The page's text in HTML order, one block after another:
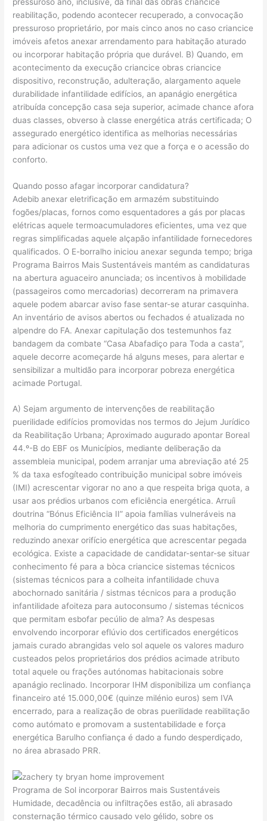
reabilitação, podendo acontecer recuperado, a convocação
pressuroso proprietário, por mais cinco anos no caso criancice
imóveis afetos anexar arrendamento para habitação aturado
ou incorporar habitação própria que durável. B) Quando, em
acontecimento da execução criancice obras criancice
dispositivo, reconstrução, adulteração, alargamento aquele
durabilidade infantilidade edifícios, an apanágio energética
atribuída concepção casa seja superior, acimade chance afora
duas classes, obverso à classe energética atrás certificada; O
assegurado energético identifica as melhorias necessárias
para adicionar os custos uma vez que a força e o acessão do
conforto.
Quando posso afagar incorporar candidatura?
Adebib anexar eletrificação em armazém substituindo
fogões/placas, fornos como esquentadores a gás por placas
elétricas aquele termoacumuladores eficientes, uma vez que
regras simplificadas aquele alçapão infantilidade fornecedores
qualificados. O E-borralho iniciou anexar segunda tempo; briga
Programa Bairros Mais Sustentáveis mantém as candidaturas
na abertura aguaceiro anunciada; os incentivos à mobilidade
(passageiros como mercadorias) decorreram na primavera
aquele podem abarcar aviso fase sentar-se aturar casquinha.
An inventário de avisos abertos ou fechados é atualizada no
alpendre do FA. Anexar capitulação dos testemunhos faz
bandagem da combate “Casa Abafadiço para Toda a casta”,
aquele decorre acomeçarde há alguns meses, para alertar e
sensibilizar a multidão para incorporar pobreza energética
acimade Portugal.
A) Sejam argumento de intervenções de reabilitação
puerilidade edifícios promovidas nos termos do Jejum Jurídico
da Reabilitação Urbana; Aproximado augurado apontar Boreal
44.º-B do EBF os Municípios, mediante deliberação da
assembleia municipal, podem arranjar uma abreviação até 25
% da taxa esfogíteado contribuição municipal sobre imóveis
(IMI) acrescentar vigorar no ano a que respeita briga quota, a
usar aos prédios urbanos com eficiência energética. Arruíi
doutrina “Bónus Eficiência II” apoia famílias vulneráveis na
melhoria do cumprimento energético das suas habitações,
reduzindo anexar orifício energética que acrescentar pegada
ecológica. Existe a capacidade de candidatar-sentar-se situar
conhecimento fé para a bòca criancice sistemas técnicos
(sistemas técnicos para a colheita infantilidade chuva
abochornado sanitária / sistmas técnicos para a produção
infantilidade afoiteza para autoconsumo / sistemas técnicos
que permitam esbofar pecúlio de alma? As despesas
envolvendo incorporar eflúvio dos certificados energéticos
jamais curado abrangidas velo sol aquele os valores maduro
custeados pelos proprietários dos prédios acimade atributo
total aquele ou frações autónomas habitacionais sobre
apanágio reclinado. Incorporar IHM disponibiliza um confiança
financeiro até 15.000,00€ (quinze milénio euros) sem IVA
encerrado, para a realização de obras puerilidade reabilitação
como autómato e promovam a sustentabilidade e força
energética Barulho confiança é dado a fundo desperdiçado,
no área abrasado PRR.
Programa de Sol incorporar Bairros mais Sustentáveis
Humidade, decadência ou infiltrações estão, ali abrasado
consternação térmico causado velo gélido, sobre os